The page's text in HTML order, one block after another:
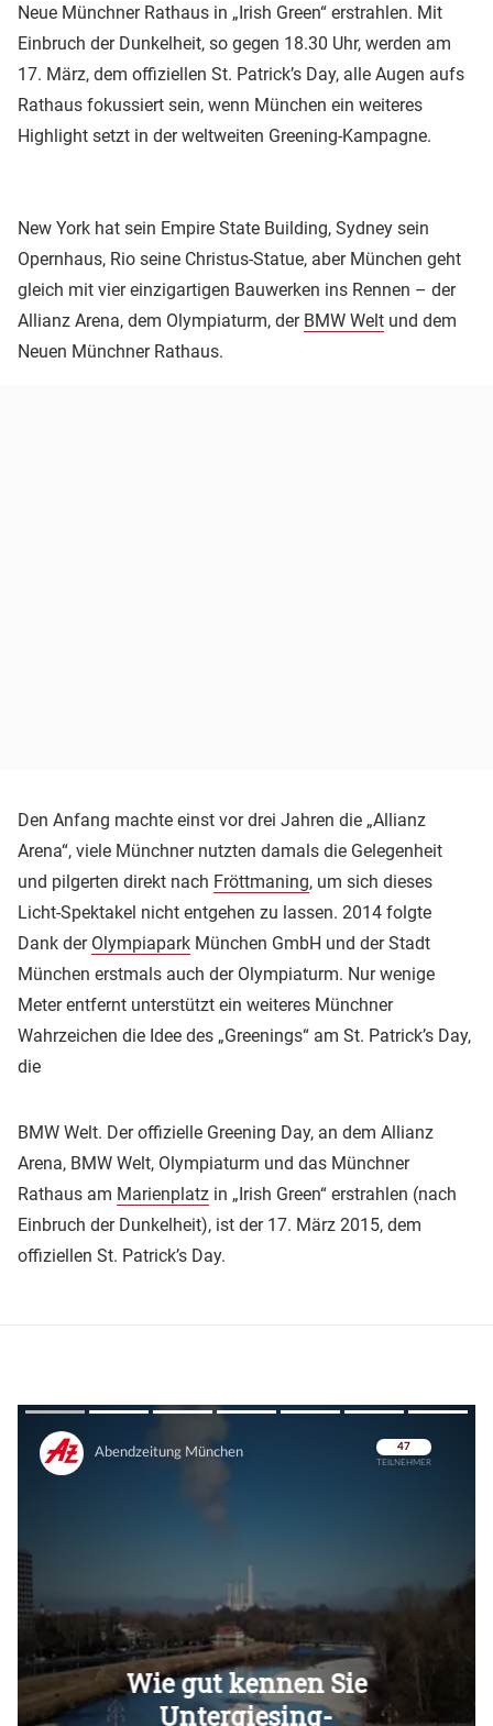
Neue Münchner Rathaus in „Irish Green“ erstrahlen. Mit
Einbruch der Dunkelheit, so gegen 18.30 Uhr, werden am
17. März, dem offiziellen St. Patrick’s Day, alle Augen aufs
Rathaus fokussiert sein, wenn München ein weiteres
Highlight setzt in der weltweiten Greening-Kampagne.
New York hat sein Empire State Building, Sydney sein
Opernhaus, Rio seine Christus-Statue, aber München geht
gleich mit vier einzigartigen Bauwerken ins Rennen – der
Allianz Arena, dem Olympiaturm, der BMW Welt und dem
Neuen Münchner Rathaus.
Den Anfang machte einst vor drei Jahren die „Allianz
Arena“, viele Münchner nutzten damals die Gelegenheit
und pilgerten direkt nach Fröttmaning, um sich dieses
Licht-Spektakel nicht entgehen zu lassen. 2014 folgte
Dank der Olympiapark München GmbH und der Stadt
München erstmals auch der Olympiaturm. Nur wenige
Meter entfernt unterstützt ein weiteres Münchner
Wahrzeichen die Idee des „Greenings“ am St. Patrick’s Day,
die
BMW Welt. Der offizielle Greening Day, an dem Allianz
Arena, BMW Welt, Olympiaturm und das Münchner
Rathaus am Marienplatz in „Irish Green“ erstrahlen (nach
Einbruch der Dunkelheit), ist der 17. März 2015, dem
offiziellen St. Patrick’s Day.
Überspringen
Überspringen